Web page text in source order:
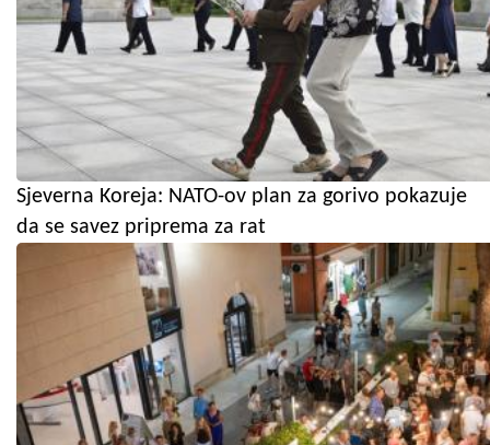
Sjeverna Koreja: NATO-ov plan za gorivo pokazuje
da se savez priprema za rat